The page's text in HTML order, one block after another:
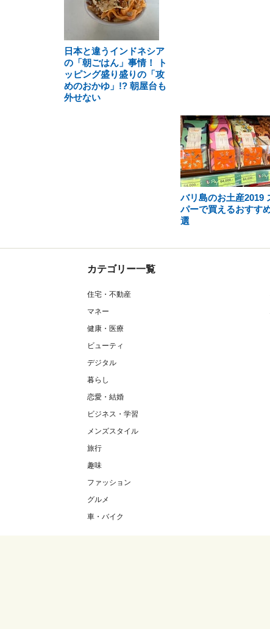
日本と違うインドネシア
の「朝ごはん」事情！ ト
ッピング盛り盛りの「攻
めのおかゆ」!? 朝屋台も
外せない
バリ島のお土産2019
パーで買えるおすす
選
カテゴリー一覧
住宅・不動産
マネー
健康・医療
ビューティ
デジタル
暮らし
恋愛・結婚
ビジネス・学習
メンズスタイル
旅行
趣味
ファッション
グルメ
車・バイク